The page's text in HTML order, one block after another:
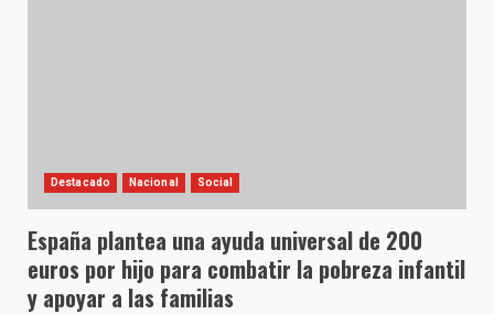
Destacado Nacional Social
España plantea una ayuda universal de 200
euros por hijo para combatir la pobreza infantil
y apoyar a las familias